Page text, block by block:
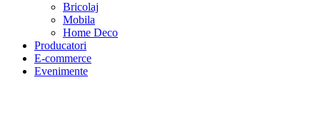
Bricolaj
Mobila
Home Deco
Producatori
E-commerce
Evenimente